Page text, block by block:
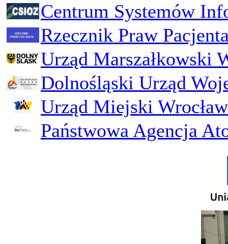
Centrum Systemów
Rzecznik Praw
Urząd Marszałkowski
Dolnośląski Urząd
Urząd Miejski
Państwowa Agencja